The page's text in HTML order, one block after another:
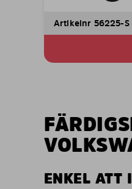
Artikelnr 56225-S
ENKEL ATT